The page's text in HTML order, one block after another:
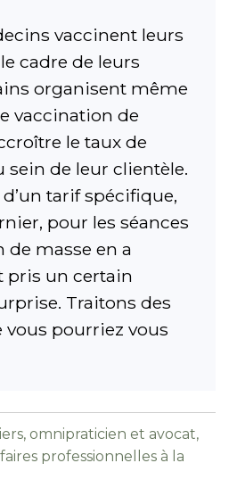
vaccinent leurs
cadre de leurs
organisent même
vaccination de
le taux de
sein de leur clientèle.
tarif spécifique,
pour les séances
de masse en a
pris un certain
Traitons des
pourriez vous
omnipraticien et avocat,
professionnelles à la